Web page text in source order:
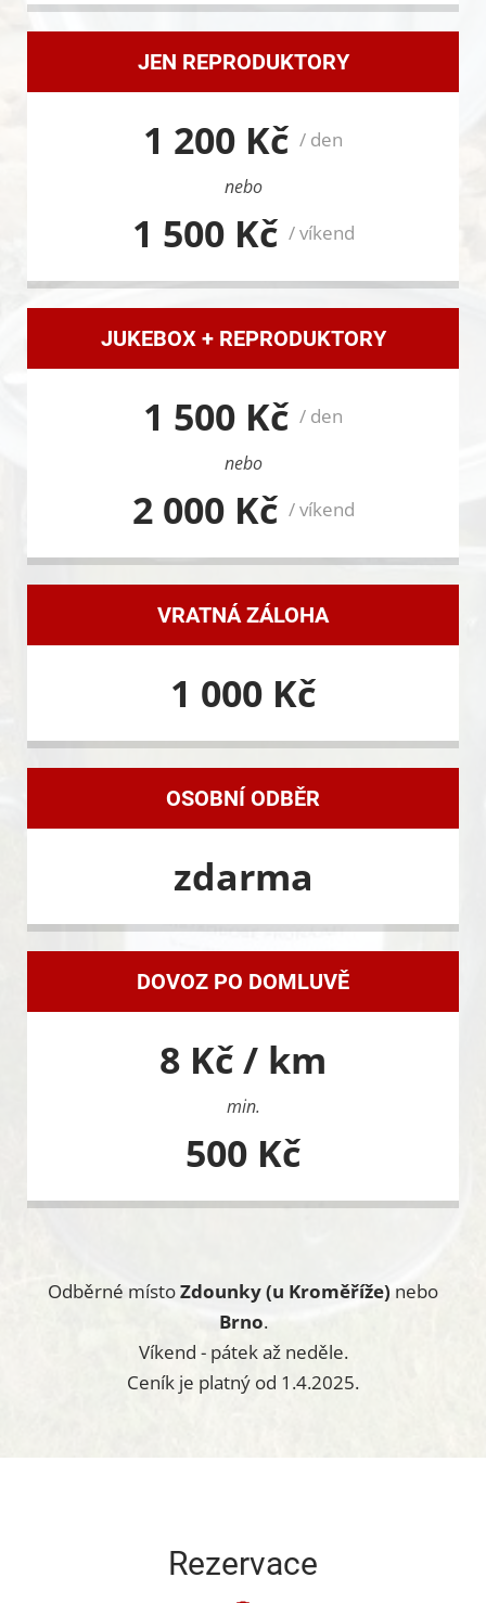
JEN REPRODUKTORY
1 200 Kč / den
nebo
1 500 Kč / víkend
JUKEBOX + REPRODUKTORY
1 500 Kč / den
nebo
2 000 Kč / víkend
VRATNÁ ZÁLOHA
1 000 Kč
OSOBNÍ ODBĚR
zdarma
DOVOZ PO DOMLUVĚ
8 Kč / km
min.
500 Kč
Odběrné místoZdounky (u Kroměříže) nebo
Brno.
Víkend - pátek až neděle.
Ceník je platný od 1.4.2025.
Rezervace